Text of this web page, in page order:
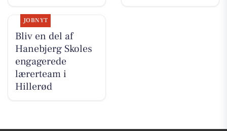
JOBNYT
Bliv en del af
Hanebjerg Skoles
engagerede
lærerteam i
Hillerød